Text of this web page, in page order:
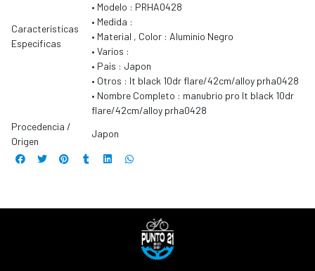
Características
Especificas
• Modelo : PRHA0428
• Medida :
• Material , Color : Aluminio Negro
• Varios :
• Pais : Japon
• Otros : lt black 10dr flare/42cm/alloy prha0428
• Nombre Completo : manubrio pro lt black 10dr
flare/42cm/alloy prha0428
Procedencia /
Origen
Japon